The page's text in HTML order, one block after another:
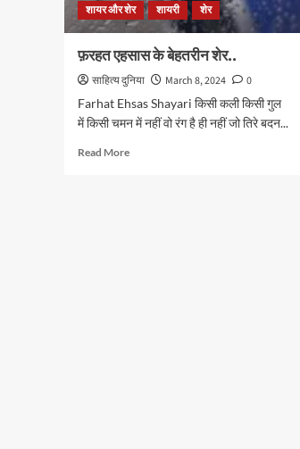
शायर और शेर शायरी शेर
फ़रहत एहसास के बेहतरीन शेर..
साहित्य दुनिया March 8, 2024
0
Farhat Ehsas Shayari किसी कली किसी गुल
में किसी चमन में नहीं वो रंग है ही नहीं जो तिरे बदन...
Read MoreRead